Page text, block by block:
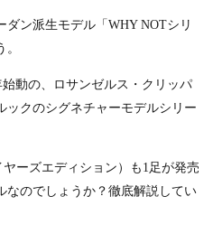
ダン派生モデル「 WHY NOTシリ
始動の、ロサンゼルス・クリッパ
ックのシグネチャーモデルシリー
ヤーズエディション）も 1足が発売
なのでしょうか？徹底解説してい